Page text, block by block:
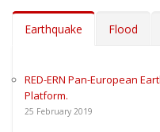
Earthquake Flood
RED-ERN Pan-European
Platform.
25 February 2019